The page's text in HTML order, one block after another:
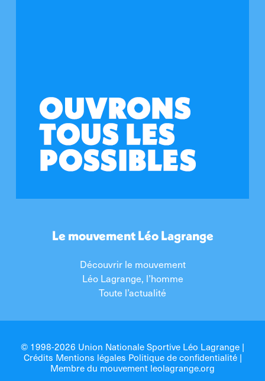
Le mouvement Léo Lagrange
Découvrir le mouvement
Léo Lagrange, l’homme
Toute l’actualité
© 1998-2026 Union Nationale Sportive Léo Lagrange |
Crédits Mentions légales Politique de confidentialité|
Membre du mouvement leolagrange.org